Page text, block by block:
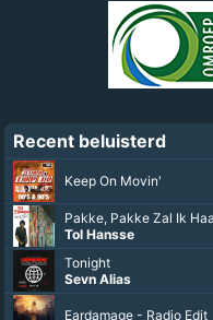
Recent beluisterd
Keep On Movin'
Pakke, Pakke Zal Ik
Tol Hansse
Tonight
Sevn Alias
Eardamage - Radio Edit